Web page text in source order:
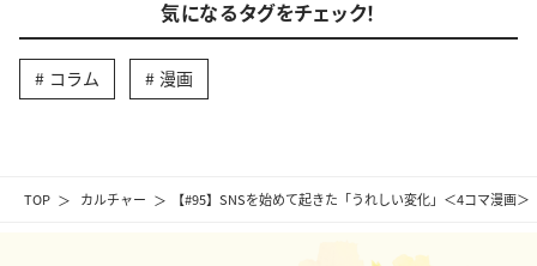
TOP カルチャー 【#95】SNSを始めて起きた「うれしい変化」＜4コマ漫画＞
気になるタグをチェック！
コラム 漫画